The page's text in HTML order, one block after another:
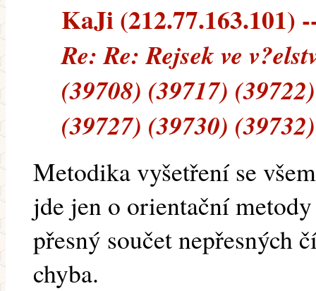
KaJi (212.77.163.101)
Re: Re: Rejsek ve
(39708) (39717)
(39727) (39730)
Metodika vyšetření se
jde jen o orientační
přesný součet nepřesných
chyba.